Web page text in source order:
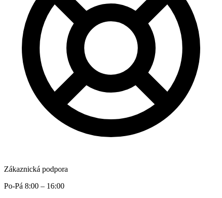
Zákaznická podpora
Po-Pá 8:00 – 16:00